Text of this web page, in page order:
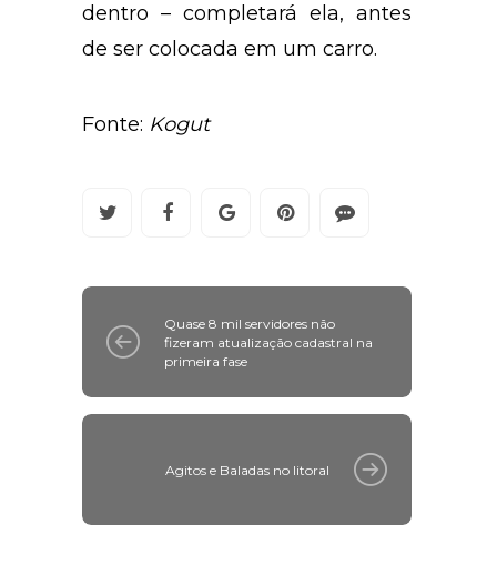
dentro – completará ela, antes
de ser colocada em um carro.
Fonte: Kogut
Quase 8 mil servidores não
fizeram atualização cadastral na
primeira fase
Agitos e Baladas no litoral